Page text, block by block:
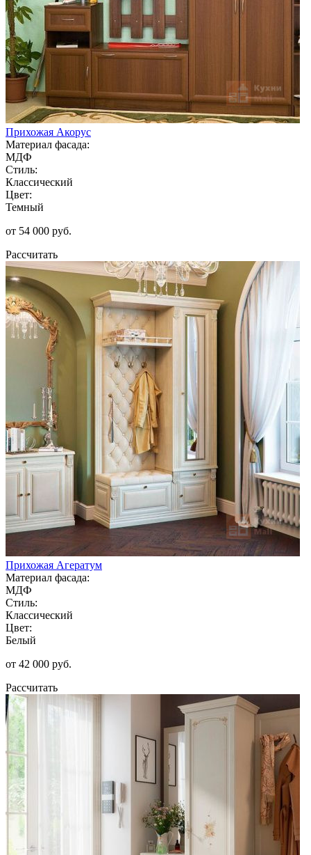
Прихожая Акорус
Материал фасада:
МДФ
Стиль:
Классический
Цвет:
Темный
от 54 000 руб.
Рассчитать
Прихожая Агератум
Материал фасада:
МДФ
Стиль:
Классический
Цвет:
Белый
от 42 000 руб.
Рассчитать